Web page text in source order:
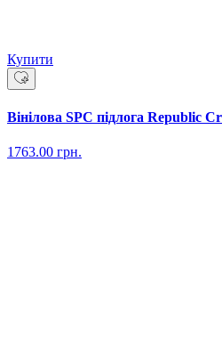
Купити
Вінілова SPC підлога Republic
1763.00 грн.